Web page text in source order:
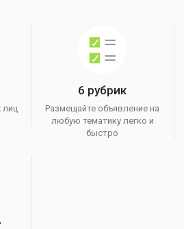
лиц
6 рубрик
Размещайте объявление на
любую тематику легко и
быстро